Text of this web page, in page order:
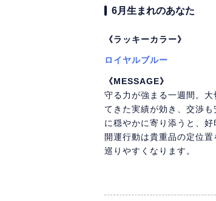
6月生まれのあなた
《ラッキーカラー》
ロイヤルブルー
《MESSAGE》
守る力が強まる一週間。
てきた実績が効き、交渉
に穏やかに寄り添うと、
開運行動は貴重品の定位
巡りやすくなります。